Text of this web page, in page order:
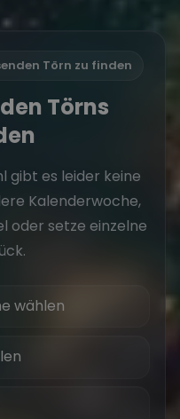
Törn zu finden
Törns
gibt es leider keine
Kalenderwoche,
oder setze einzelne
wählen